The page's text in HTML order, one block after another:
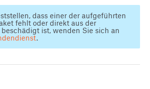
dass einer der aufgeführten
fehlt oder direkt aus der
ist, wenden Sie sich an
.